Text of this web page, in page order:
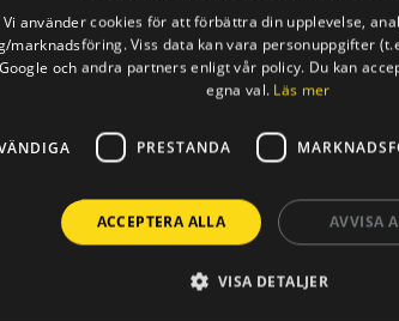
Vi använder cookies för att förbättra din upplevelse,
marknadsföring. Viss data kan vara personuppgifter
och andra partners enligt vår policy. Du kan
egna val. Läs mer
PRESTANDA
ACCEPTERA ALLA AVVISA
VISA DETALJER